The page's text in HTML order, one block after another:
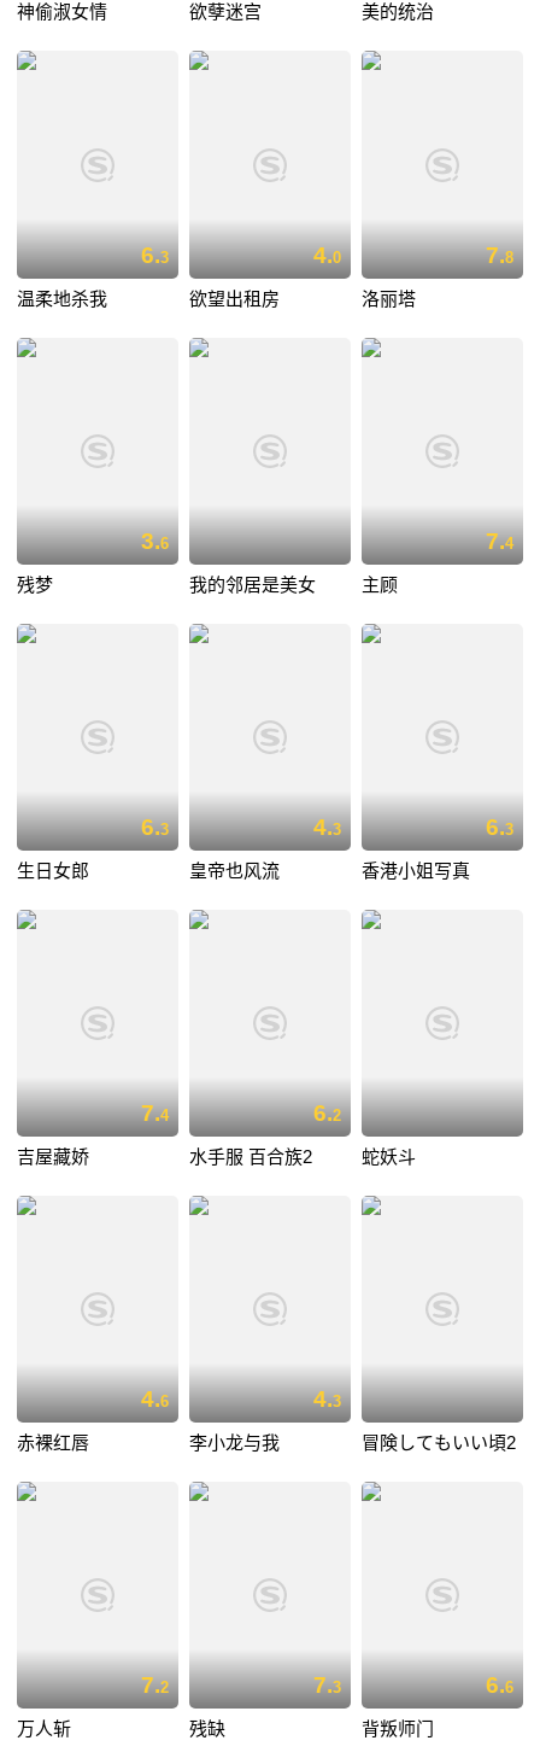
神偷淑女情 欲孽迷宫 美的统治
6.3
温柔地杀我
4.0
欲望出租房
7.8
洛丽塔
3.6
残梦 我的邻居是美女
7.4
主顾
6.3
生日女郎
4.3
皇帝也风流
6.3
香港小姐写真
7.4
吉屋藏娇
6.2
水手服 百合族2 蛇妖斗
4.6
赤裸红唇
4.3
李小龙与我 冒険してもいい頃2
7.2
万人斩
7.3
残缺
6.6
背叛师门